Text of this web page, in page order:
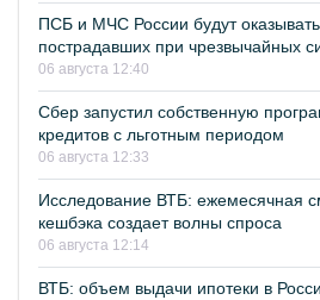
ПСБ и МЧС России будут
пострадавших при чрезвычайных
06 августа 12:40
Сбер запустил собственную
кредитов с льготным периодом
06 августа 12:33
Исследование ВТБ: ежемесячная
кешбэка создает волны спроса
06 августа 12:14
ВТБ: объем выдачи ипотеки в